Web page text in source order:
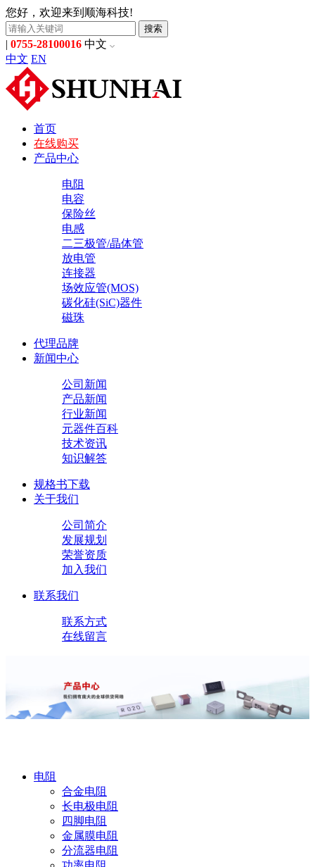
您好，欢迎来到顺海科技!
搜索
| 0755-28100016 中文
中文 EN
首页
在线购买
产品中心
电阻
电容
保险丝
电感
二三极管/晶体管
放电管
连接器
场效应管(MOS)
碳化硅(SiC)器件
磁珠
代理品牌
新闻中心
公司新闻
产品新闻
行业新闻
元器件百科
技术资讯
知识解答
规格书下载
关于我们
公司简介
发展规划
荣誉资质
加入我们
联系我们
联系方式
在线留言
电阻
合金电阻
长电极电阻
四脚电阻
金属膜电阻
分流器电阻